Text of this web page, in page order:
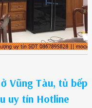
Vũng Tàu, tủ bếp
uy tín Hotline